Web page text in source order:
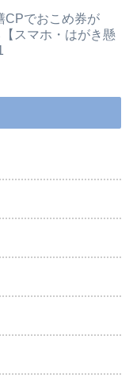
CPでおこめ券が
スマホ・はがき懸